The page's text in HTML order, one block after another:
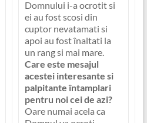
Domnului i-a ocrotit si
ei au fost scosi din
cuptor nevatamati si
apoi au fost înaltati la
un rang si mai mare.
Care este mesajul
acestei interesante si
palpitante întamplari
pentru noi cei de azi?
Oare numai acela ca